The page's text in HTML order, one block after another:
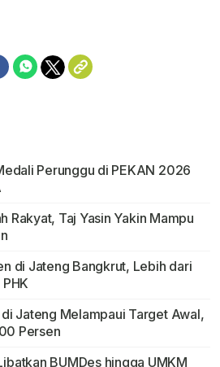
Perunggu di PEKAN 2026
Rakyat, Taj Yasin Yakin Mampu
di Jateng Bangkrut, Lebih dari
Jateng Melampaui Target Awal,
Persen
BUMDes hingga UMKM